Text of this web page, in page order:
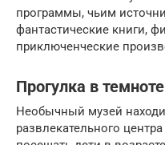
программы, чьим
фантастические книги,
приключенческие
Прогулка в темноте
Необычный музей
развлекательного